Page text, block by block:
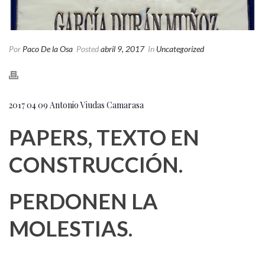
Por Paco De la Osa Postedabril 9, 2017 In Uncategorized
2017 04 09 Antonio Viudas Camarasa
PAPERS, TEXTO EN
CONSTRUCCIÓN.
PERDONEN LA
MOLESTIAS.